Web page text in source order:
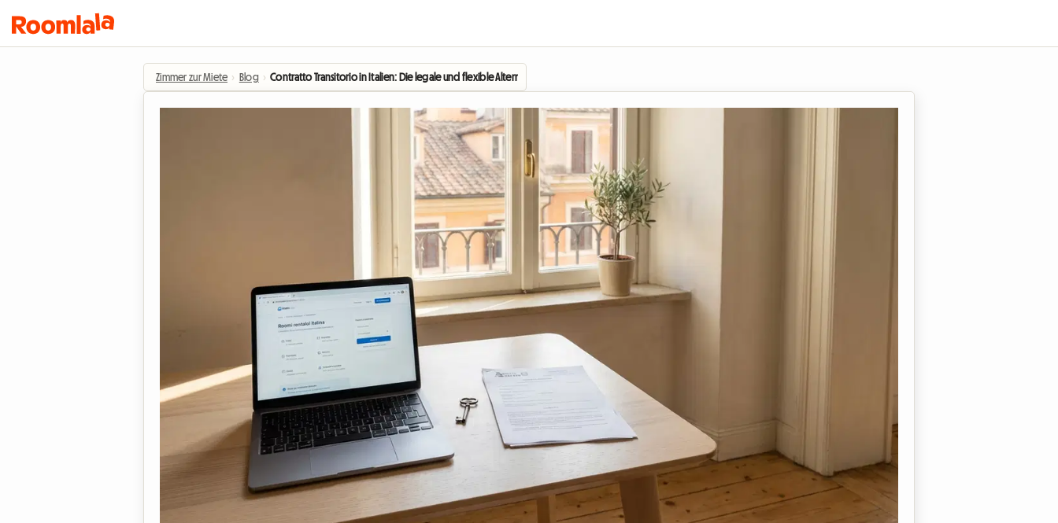
Zimmer zur Miete › Blog › Contratto Transitorio in Italien: Die legale und flexible Alternative für die Vermietung Ihres Zimmers im Jahr 2026